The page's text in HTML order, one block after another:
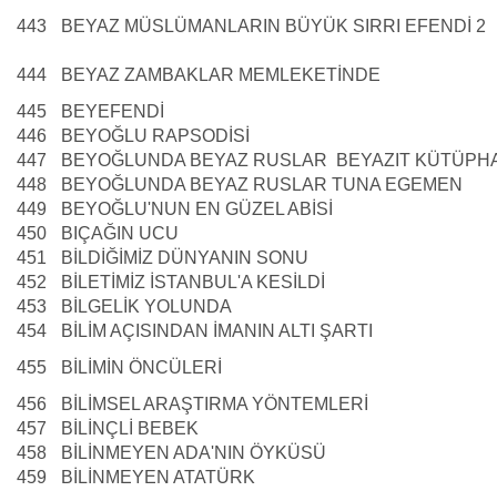
443 BEYAZ MÜSLÜMANLARIN BÜYÜK SIRRI EFENDİ 2
444
BEYAZ ZAMBAKLAR MEMLEKETİNDE
445
BEYEFENDİ
446
BEYOĞLU RAPSODİSİ
447
BEYOĞLUNDA BEYAZ RUSLAR BEYAZIT
448
BEYOĞLUNDA BEYAZ RUSLAR TUNA EGEMEN
449
BEYOĞLU'NUN EN GÜZEL ABİSİ
450
BIÇAĞIN UCU
451
BİLDİĞİMİZ DÜNYANIN SONU
452
BİLETİMİZ İSTANBUL'A KESİLDİ
453
BİLGELİK YOLUNDA
454
BİLİM AÇISINDAN İMANIN ALTI ŞARTI
455
BİLİMİN ÖNCÜLERİ
456
BİLİMSEL ARAŞTIRMA YÖNTEMLERİ
457
BİLİNÇLİ BEBEK
458
BİLİNMEYEN ADA'NIN ÖYKÜSÜ
459
BİLİNMEYEN ATATÜRK